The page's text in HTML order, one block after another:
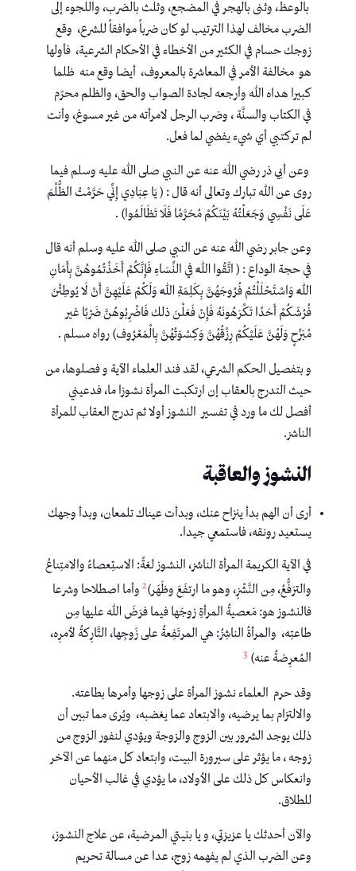
بالوعظ، وثنى بالهجر في المضجع، وثلَّث بالضرب، واللجوء إلى
الضرب مخالف لهذا الترتيب لو كان ضرباً موافقاً للشرع، وقع
زوجك حسام في الكثير من الأخطاء في الأحكام الشرعية، فأولها
هو مخالفة الأمر في المعاشرة بالمعروف، أيضا وقع منه ظلما
كبيرا هداه الله وأرجعه لجادة الصواب والحق، والظلم محرّم
في الكتاب والسنَّة ، وضرب الرجل لامرأته من غير مسوغ، وأنت
لم تركتبي أي شيء يفضي لما فعل.
وعن أبي ذر رضي الله عنه عن النبي صلى الله عليه وسلم فيما
روى عن الله تبارك وتعالى أنه قال : ( يَا عِبَادِي إِنِّي حَرَّمْتُ الظُّلْمَ
عَلَى نَفْسِي وَجَعَلْتُهُ بَيْنَكُمْ مُحَرَّمًا فَلَا تَظَالَمُوا) .
وعن جابر رضي الله عنه عن النبي صلى الله عليه وسلم أنه قال
في حجة الوداع : ( اتَّقُوا اللَّهَ في النِّسَاءِ فَإِنَّكُمْ أَخَذْتُمُوهُنَّ بِأَمَانِ
اللَّهِ وَاسْتَحْلَلْتُمْ فُرُوجَهُنَّ بِكَلِمَةِ اللَّهِ وَلَكُمْ عَلَيْهِنَّ أَنْ لَا يُوطِئْنَ
فُرُشَكُمْ أَحَدًا تَكْرَهُونَهُ فَإِنْ فَعَلْنَ ذلك فَاضْرِبُوهُنَّ ضَرْبًا غير
مُبَرِّحٍ وَلَهُنَّ عَلَيْكُمْ رِزْقُهُنَّ وَكِسْوَتُهُنَّ بِالْمَعْرُوف) رواه مسلم .
و بتفصيل الحكم الشرعي، لقد فند العلماء الآية و فصلوها، من
حيث التدرج بالعقاب إن ارتكبت المرأة نشوزا ما، فدعيني
أفصل لك ما ورد في تفسير النشوز أولا ثم تدرج العقاب للمرأة
الناشز.
النشوز والعاقبة
أرى أن الهم بدأ ينزاح عنك، وبدأت عيناك تلمعان، وبدأ وجهك
يستعيد رونقه، فاستمعي جيدا.
في الآية الكريمة المرأة الناشز، النشوز لغةً: الاستِعصاءُ والامتِناعُ
والترَفُّعُ، مِن النَّشْزِ، وهو ما ارتفَعَ وظَهَر)2 وأما اصطلاحا وشرعا
فالنشوز هو: مَعصيةُ المرأةِ زوجَها فيما فرَضَ الله عليها مِن
طاعتِه، والمرأةُ الناشِزُ: هي المرتَفِعةُ على زَوجِها، التَّارِكةُ لأمرِه،
المُعرِضةُ عنه) 3
وقد حرم العلماء نشوز المرأة على زوجها وأمرها بطاعته.
والالتزام بما يرضيه، والابتعاد عما يغضبه، ويُرى مما تبين أن
ذلك يوجد الشرور بين الزوج والزوجة ويؤدي لنفور الزوج من
زوجه ، ما يؤثر على سيرورة البيت، وابتعاد كل منهما عن الآخر
وانعكاس كل ذلك على الأولاد، ما يؤدي في غالب الأحيان
للطلاق.
والآن أحدثك يا عزيزتي، و يا بنيتي المرضية، عن علاج النشوز،
وعن الضرب الذي لم يفهمه زوج، عدا عن مسالة تحريم